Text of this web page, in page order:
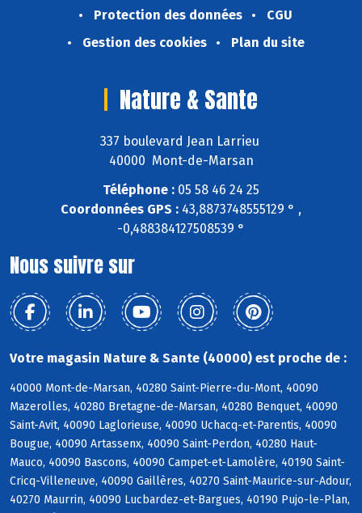
Protection des données
CGU
Gestion des cookies
Plan du site
Nature & Sante
337 boulevard Jean Larrieu
40000 Mont-de-Marsan
Téléphone : 05 58 46 24 25
Coordonnées GPS : 43,8873748555129 ° ,
-0,488384127508539 °
Nous suivre sur
Votre magasin Nature & Sante (40000) est proche de :
40000 Mont-de-Marsan, 40280 Saint-Pierre-du-Mont, 40090
Mazerolles, 40280 Bretagne-de-Marsan, 40280 Benquet, 40090
Saint-Avit, 40090 Laglorieuse, 40090 Uchacq-et-Parentis, 40090
Bougue, 40090 Artassenx, 40090 Saint-Perdon, 40280 Haut-
Mauco, 40090 Bascons, 40090 Campet-et-Lamolère, 40190 Saint-
Cricq-Villeneuve, 40090 Gaillères, 40270 Saint-Maurice-sur-Adour,
40270 Maurrin, 40090 Lucbardez-et-Bargues, 40190 Pujo-le-Plan,